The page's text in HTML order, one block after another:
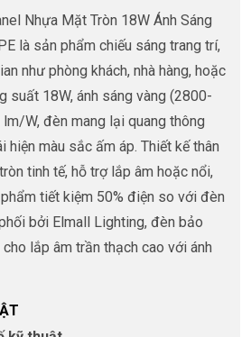
Nhựa Mặt Tròn 18W Ánh Sáng
là sản phẩm chiếu sáng trang trí,
như phòng khách, nhà hàng, hoặc
suất 18W, ánh sáng vàng (2800-
W, đèn mang lại quang thông
hiện màu sắc ấm áp. Thiết kế thân
tinh tế, hỗ trợ lắp âm hoặc nổi,
tiết kiệm 50% điện so với đèn
bởi Elmall Lighting, đèn bảo
lắp âm trần thạch cao với ánh